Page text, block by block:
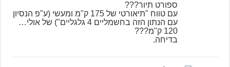
ספורט תיור???
עם טווח "תיאורטי של 175 ק"מ ומעשי (ע"פ הנסיון
עם הנתון הזה בחשמליים 4 גלגליים") של אולי…
120 ק"מ???
בדיחה.